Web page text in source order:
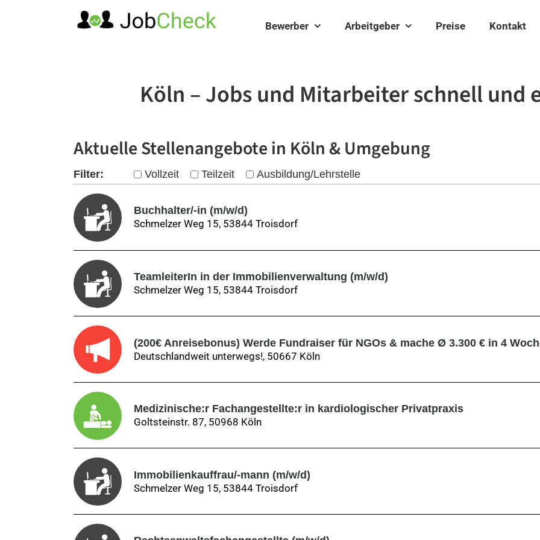
Bewerber Arbeitgeber Preise Kontakt
Köln – Jobs und Mitarbeiter schnell und
Aktuelle Stellenangebotein Köln & Umgebung
Filter: Vollzeit Teilzeit Ausbildung/Lehrstelle
Buchhalter/-in (m/w/d)
Schmelzer Weg 15, 53844 Troisdorf
TeamleiterIn in der Immobilienverwaltung (m/w/d)
Schmelzer Weg 15, 53844 Troisdorf
(200€ Anreisebonus) Werde Fundraiser für NGOs & mache Ø 3.300 € in 4
Deutschlandweit unterwegs!, 50667 Köln
Medizinische:r Fachangestellte:r in kardiologischer Privatpraxis
Goltsteinstr. 87, 50968 Köln
Immobilienkauffrau/-mann (m/w/d)
Schmelzer Weg 15, 53844 Troisdorf